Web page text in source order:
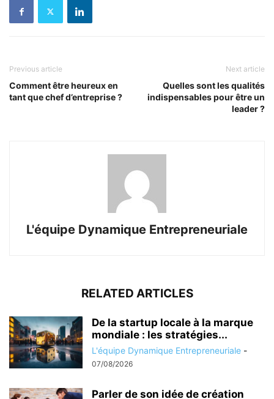
Previous article
Comment être heureux en
tant que chef d’entreprise ?
Next article
Quelles sont les qualités
indispensables pour être un
leader ?
L'équipe Dynamique Entrepreneuriale
RELATED ARTICLES
De la startup locale à la marque
mondiale : les stratégies...
L'équipe Dynamique Entrepreneuriale -
07/08/2026
Parler de son idée de création